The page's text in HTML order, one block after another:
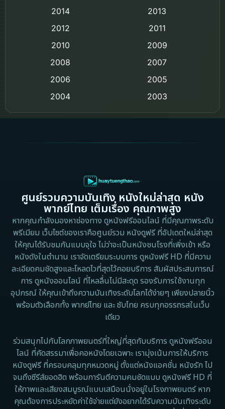
Detective สืบสวน
Disaster
Disney+
Documentary สารคดี
Documentary สารคดี
Drama ดราม่า
Drama ดราม่า
Dystopian
Emotional
Erotic
2014
2013
2012
2011
2010
2009
2008
2007
2006
2005
2004
2003
2002
2000
1983
1982
1971
1962
ศูนย์รวมความบันเทิง หนังใหม่ล่าสุด หนัง
พากย์ไทย เต็มเรื่อง คุณภาพสูง
หากคุณกำลังมองหาช่องทาง ดูหนังฟรีออนไลน์ ที่มีคุณภาพระดับ
พรีเมียม เว็บไซต์ของเราคือศูนย์รวม หนังดูฟรี ที่อัปเดตใหม่ล่าสุด
ให้คุณได้รับชมกันแบบจุใจ ไม่ว่าจะเป็นหนังชนโรงที่เพิ่งเข้า หรือ
หนังดังในตำนาน เราจัดเตรียมระบบการ ดูหนังฟรี HD ที่มีความ
ละเอียดคมชัดสูงและโหลดไวที่สุดไว้คอยบริการ สัมผัสประสบการณ์
การ ดูหนังออนไลน์ ที่ไหลลื่นไม่มีสะดุด รองรับการใช้งานทุก
อุปกรณ์ ให้คุณเข้าถึงความบันเทิงระดับโลกได้ง่ายๆ เพียงปลายนิ้ว
พร้อมตัวเลือกทั้ง พากย์ไทย และ ซับไทย ครบทุกอรรถรสในเว็บ
เดียว
ร่วมสนุกไปกับโลกภาพยนตร์ที่ใหญ่ที่สุดกับบริการ ดูหนังฟรีออน
ไลน์ ที่คัดสรรมาเพื่อคอหนังโดยเฉพาะ เรามุ่งเน้นการให้บริการ
หนังดูฟรี ที่ครอบคลุมทุกหมวดหมู่ ตั้งแต่หนังแอคชั่น หนังรัก ไป
จนถึงซีรีส์ยอดฮิต พร้อมการันตีความคมชัดแบบ ดูหนังฟรี HD ที่
ให้ภาพและเสียงสมบูรณ์แบบเสมือนนั่งอยู่ในโรงภาพยนตร์ หาก
คุณต้องการประหยัดค่าใช้จ่ายแต่ยังอยากได้รับความบันเทิงระดับ